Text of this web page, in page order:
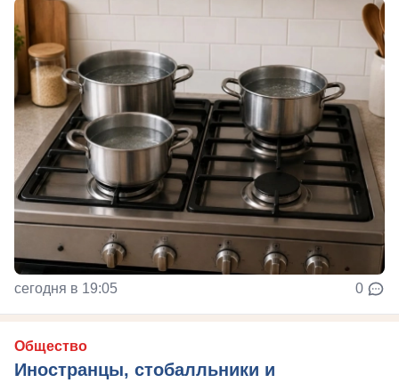
сегодня в 19:05 0
Общество
Иностранцы, стобалльники и